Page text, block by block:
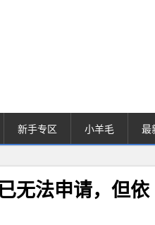
新手专区 小羊毛 最
无法申请，但依